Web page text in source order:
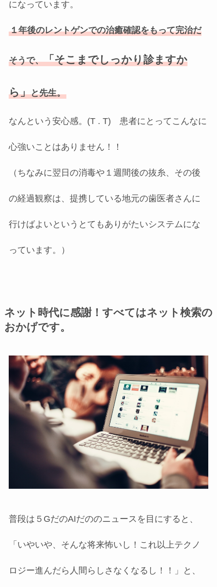
になっています。
１年後のレントゲンでの治癒確認をもって完治だ
そうで、「そこまでしっかり診ますか
ら」と先生。
なんという安心感。(T . T) 患者にとってこんなに
心強いことはありません！！
（ちなみに翌日の消毒や１週間後の抜糸、その後
の経過観察は、提携している地元の歯医者さんに
行けばよいというとてもありがたいシステムにな
っています。）
ネット時代に感謝！すべてはネット検索の
おかげです。
普段は５GだのAIだののニュースを目にすると、
「いやいや、そんな将来怖いし！これ以上テクノ
ロジー進んだら人間らしさなくなるし！！」と、